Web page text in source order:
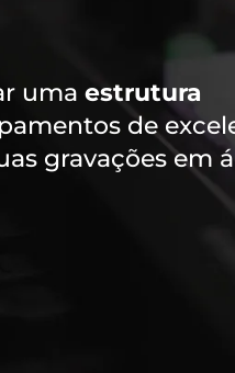
uma estrutura
de
gravações em